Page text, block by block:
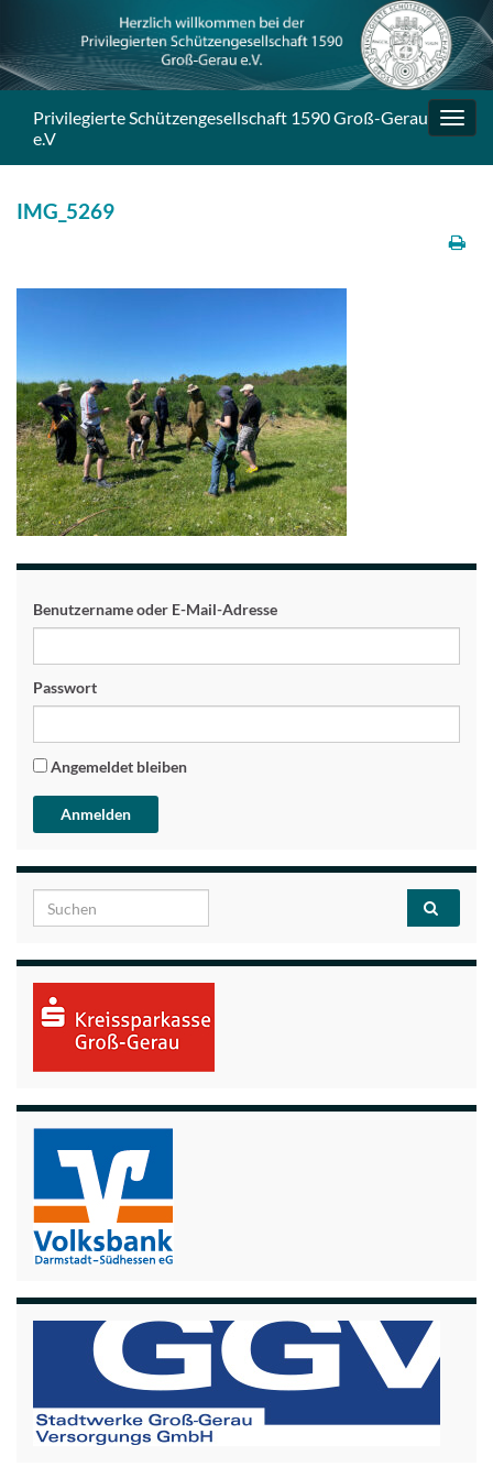
Privilegierte Schützengesellschaft 1590 Groß-Gerau
e.V
IMG_5269
Benutzername oder E-Mail-Adresse
Passwort
Angemeldet bleiben
Search for: